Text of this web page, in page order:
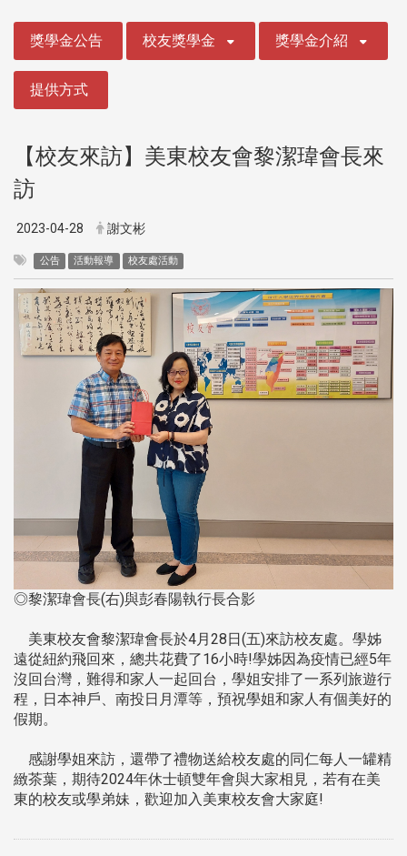
獎學金公告 校友獎學金 獎學金介紹
提供方式
【校友來訪】美東校友會黎潔瑋會長來
訪
2023-04-28 謝文彬
公告 活動報導 校友處活動
◎黎潔瑋會長(右)與彭春陽執行長合影
美東校友會黎潔瑋會長於4月28日(五)來訪校友處。學姊
遠從紐約飛回來，總共花費了16小時!學姊因為疫情已經5年
沒回台灣，難得和家人一起回台，學姐安排了一系列旅遊行
程，日本神戶、南投日月潭等，預祝學姐和家人有個美好的
假期。
感謝學姐來訪，還帶了禮物送給校友處的同仁每人一罐精
緻茶葉，期待2024年休士頓雙年會與大家相見，若有在美
東的校友或學弟妹，歡迎加入美東校友會大家庭!